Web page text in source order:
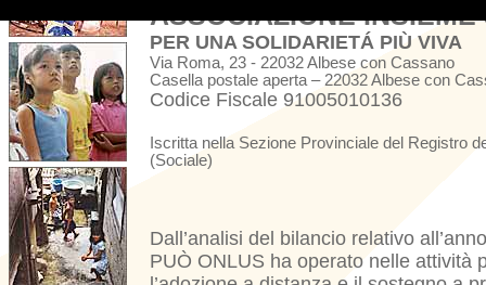
ASSOCIAZIONE
PER UNA SOLIDARIETÁ PIÙ VIVA
Via Roma, 23 - 22032 Albese con Cassano
Casella postale aperta – 22032 Albese con
Codice Fiscale 91005010136
Iscritta nella Sezione Provinciale del Registro
(Sociale)
Dall’analisi del bilancio relativo
PUÒ ONLUS ha operato nelle attività